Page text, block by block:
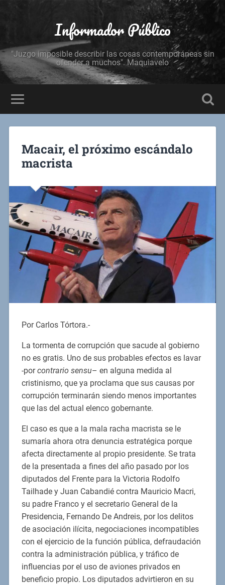
Informador Público
"Juzgo imposible describir las cosas contemporáneas sin
ofender a muchos". Maquiavelo
Macair, el próximo escándalo
macrista
Por Carlos Tórtora.-
La tormenta de corrupción que sacude al gobierno
no es gratis. Uno de sus probables efectos es lavar
-porcontrario sensu– en alguna medida al
cristinismo, que ya proclama que sus causas por
corrupción terminarán siendo menos importantes
que las del actual elenco gobernante.
El caso es que a la mala racha macrista se le
sumaría ahora otra denuncia estratégica porque
afecta directamente al propio presidente. Se trata
de la presentada a fines del año pasado por los
diputados del Frente para la Victoria Rodolfo
Tailhade y Juan Cabandié contra Mauricio Macri,
su padre Franco y el secretario General de la
Presidencia, Fernando De Andreis, por los delitos
de asociación ilícita, negociaciones incompatibles
con el ejercicio de la función pública, defraudación
contra la administración pública, y tráfico de
influencias por el uso de aviones privados en
beneficio propio. Los diputados advirtieron en su